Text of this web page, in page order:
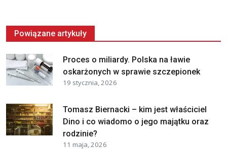
Powiązane artykuły
Proces o miliardy. Polska na ławie
oskarżonych w sprawie szczepionek
19 stycznia, 2026
Tomasz Biernacki – kim jest właściciel
Dino i co wiadomo o jego majątku oraz
rodzinie?
11 maja, 2026